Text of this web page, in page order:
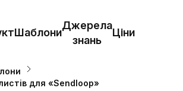
Шаблони
Джерела
знань
Ціни
для «Sendloop»